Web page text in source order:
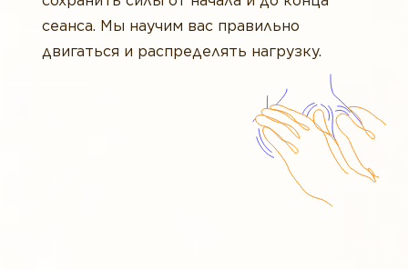
сеанса. Мы научим вас правильно
двигаться и распределять нагрузку.